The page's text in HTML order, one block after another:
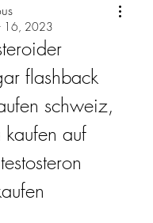
16, 2023
flashback
schweiz,
auf